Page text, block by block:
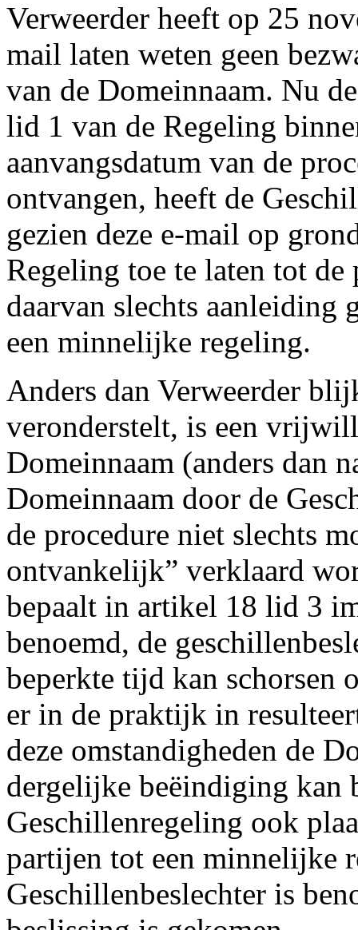
Verweerder heeft op 25
mail laten weten geen
van de Domeinnaam. Nu
lid 1 van de Regeling
aanvangsdatum van de
ontvangen, heeft de
gezien deze e-mail op
Regeling toe te laten tot de
daarvan slechts aanleiding
een minnelijke regeling.
Anders dan Verweerder
veronderstelt, is een
Domeinnaam (anders dan
Domeinnaam door de
de procedure niet slechts
ontvankelijk” verklaard
bepaalt in artikel 18 lid 3
benoemd, de
beperkte tijd kan schorsen
er in de praktijk in
deze omstandigheden de
dergelijke beëindiging kan
Geschillenregeling ook
partijen tot een minnelijke
Geschillenbeslechter is